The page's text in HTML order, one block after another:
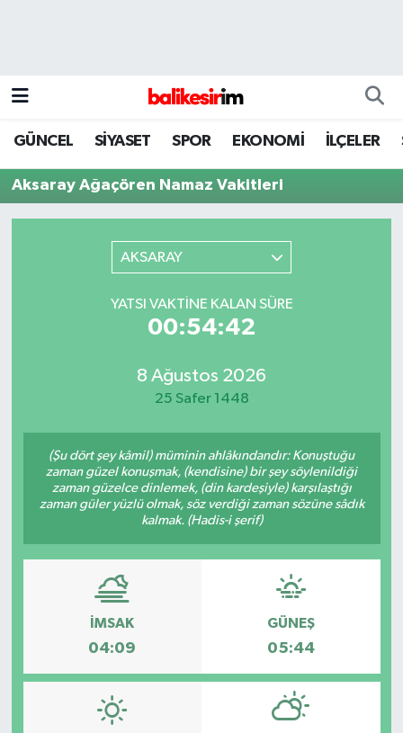
GÜNCEL SİYASET SPOR EKONOMİ İLÇELER
Aksaray Ağaçören Namaz Vakitleri
AKSARAY
YATSI VAKTINE KALAN SÜRE
00:54:42
8 Ağustos 2026
25 Safer 1448
(Şu dört şey kâmil) müminin ahlâkındandır: Konuştuğu
zaman güzel konuşmak, (kendisine) bir şey söylenildiği
zaman güzelce dinlemek, (din kardeşiyle) karşılaştığı
zaman güler yüzlü olmak, söz verdiği zaman sözüne sâdık
kalmak. (Hadis-i şerif)
İMSAK
04:09
GÜNEŞ
05:44